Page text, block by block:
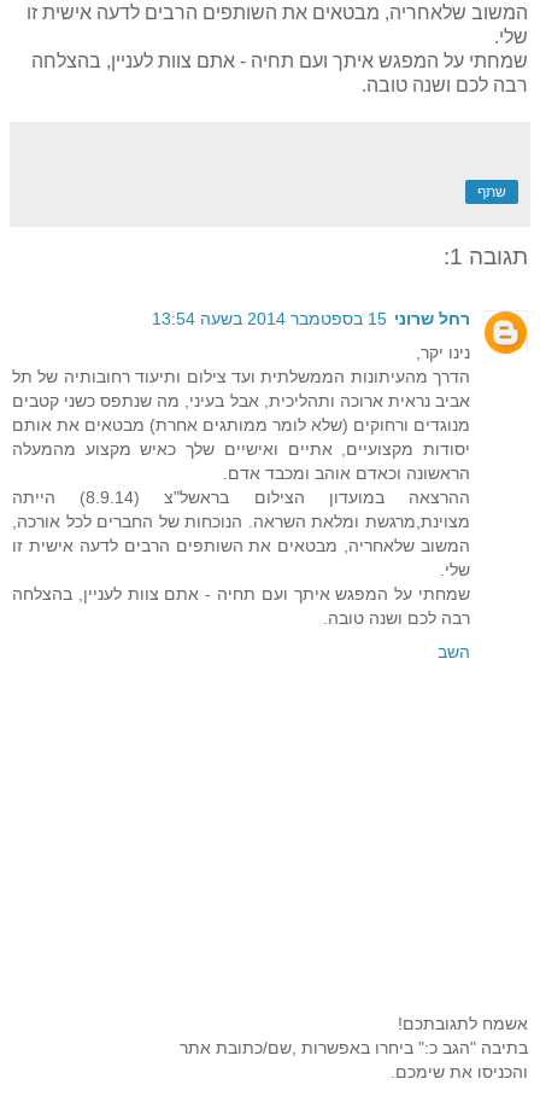
המשוב שלאחריה, מבטאים את השותפים הרבים לדעה אישית זו
שלי.
שמחתי על המפגש איתך ועם תחיה - אתם צוות לעניין, בהצלחה
רבה לכם ושנה טובה.
שתף
תגובה 1:
רחל שרוני 15 בספטמבר 2014 בשעה 13:54
נינו יקר,
הדרך מהעיתונות הממשלתית ועד צילום ותיעוד רחובותיה של תל
אביב נראית ארוכה ותהליכית, אבל בעיני, מה שנתפס כשני קטבים
מנוגדים ורחוקים (שלא לומר ממותגים אחרת) מבטאים את אותם
יסודות מקצועיים, אתיים ואישיים שלך כאיש מקצוע מהמעלה
הראשונה וכאדם אוהב ומכבד אדם.
ההרצאה במועדון הצילום בראשל"צ (8.9.14) הייתה
מצוינת,מרגשת ומלאת השראה. הנוכחות של החברים לכל אורכה,
המשוב שלאחריה, מבטאים את השותפים הרבים לדעה אישית זו
שלי.
שמחתי על המפגש איתך ועם תחיה - אתם צוות לעניין, בהצלחה
רבה לכם ושנה טובה.
השב
אשמח לתגובתכם!
בתיבה "הגב כ:" ביחרו באפשרות ,שם/כתובת אתר
והכניסו את שימכם.